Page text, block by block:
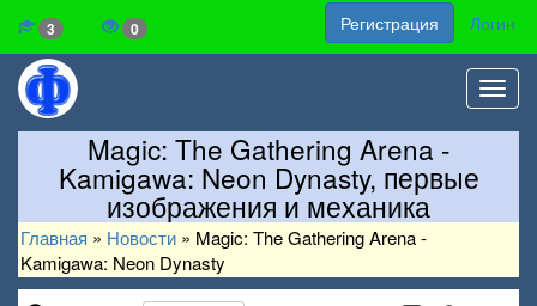
3 0 Регистрация Логин
Magic: The Gathering Arena -
Kamigawa: Neon Dynasty, первые
изображения и механика
Главная » Новости » Magic: The Gathering Arena -
Kamigawa: Neon Dynasty